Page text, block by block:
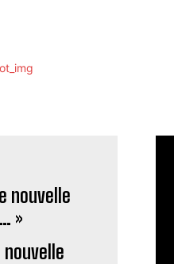
nouvelle